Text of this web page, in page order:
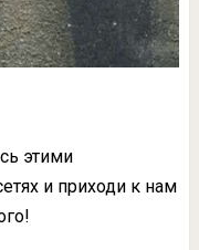
этими
и приходи к нам